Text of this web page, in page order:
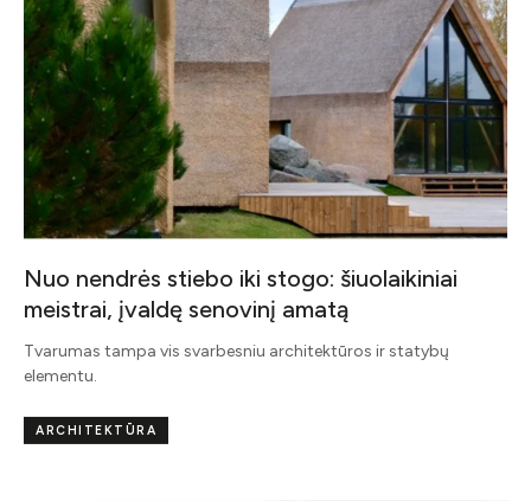
Nuo nendrės stiebo iki stogo: šiuolaikiniai
meistrai, įvaldę senovinį amatą
Tvarumas tampa vis svarbesniu architektūros ir statybų
elementu.
ARCHITEKTŪRA